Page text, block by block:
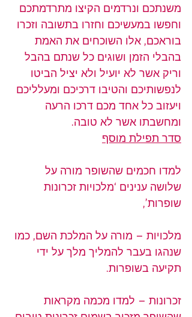
משנתכם ונרדמים הקיצו מתרדמתכם
וחפשו במעשיכם וחזרו בתשובה וזכרו
בוראכם, אלו השוכחים את האמת
בהבלי הזמן ושוגים כל שנתם בהבל
וריק אשר לא יועיל ולא יציל הביטו
לנפשותיכם והטיבו דרכיכם ומעלליכם
ויעזוב כל אחד מכם דרכו הרעה
ומחשבתו אשר לא טובה.
סדר תפילת מוסף
למדו חכמים שהשופר מורה על
שלושה ענינים ‘מלכויות זכרונות
שופרות’,
מלכויות – מורה על המלכת השם, כמו
שנהגו בעבר להמליך מלך על ידי
תקיעה בשופרות.
זכרונות – למדו מכמה מקראות